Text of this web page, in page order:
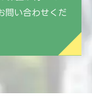
問い合わせくだ